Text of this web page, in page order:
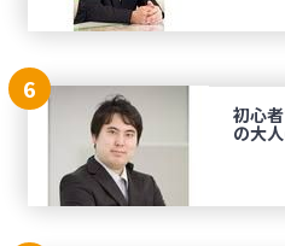
6
初心
の大